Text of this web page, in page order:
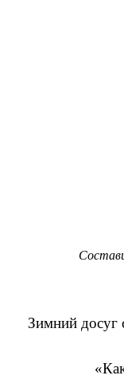
Зимний досуг